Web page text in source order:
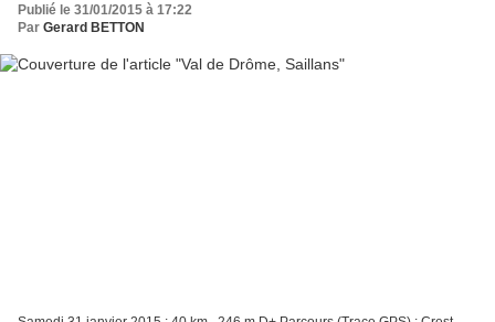
Publié le 31/01/2015 à 17:22
Par Gerard BETTON